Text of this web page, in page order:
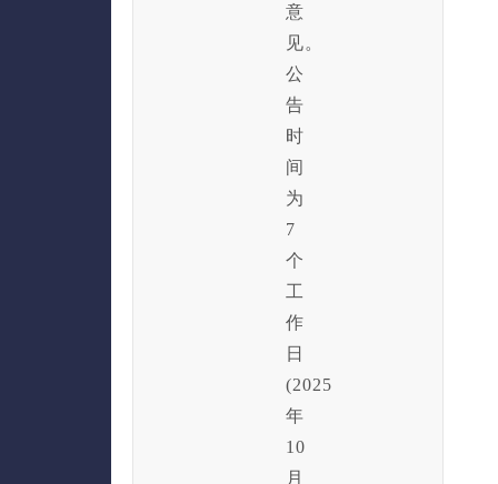
意
见。
公
告
时
间
为
7
个
工
作
日
(2025
年
10
月